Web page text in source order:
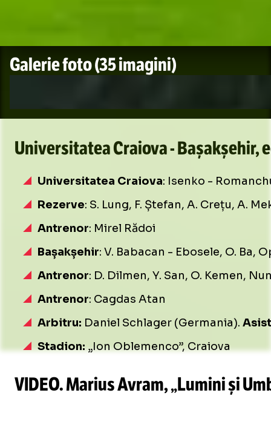
Galerie foto(35 imagini)
Universitatea Craiova - Bașakșehir,
Universitatea Craiova: Isenko -
Rezerve: S. Lung, F. Ștefan, A. Crețu, A.
Antrenor: Mirel Rădoi
Bașakșehir: V. Babacan - Ebosele, O. Ba,
Antrenor: D. Dilmen, Y. San, O. Kemen,
Antrenor: Cagdas Atan
Arbitru: Daniel Schlager (Germania).
Stadion: „Ion Oblemenco”, Craiova
VIDEO. Marius Avram, „Lumini și